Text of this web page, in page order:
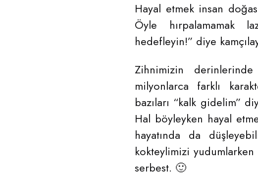
Hayal etmek insan
Öyle hırpalamamak
hedefleyin!” diye
Zihnimizin
milyonlarca farklı
bazıları “kalk gidelim”
Hal böyleyken hayal
hayatında da
kokteylimizi
serbest. 🙂